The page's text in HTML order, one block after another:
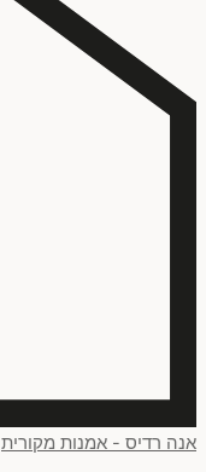
אנה רדיס - אמנות מקורית